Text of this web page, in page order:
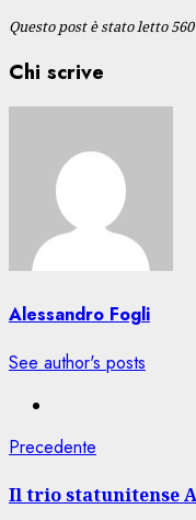
Questo post è stato letto
Chi scrive
Alessandro Fogli
See author's posts
Navigazione
articolo
Precedente
Il trio statunitense